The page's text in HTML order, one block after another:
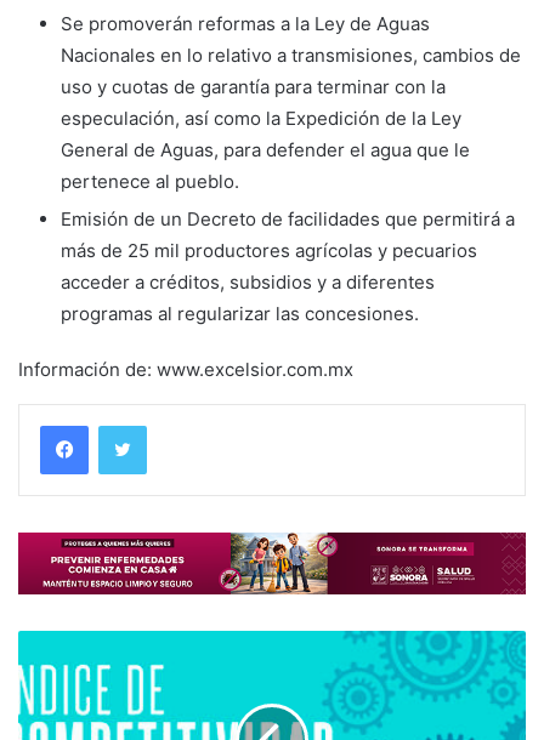
Se promoverán reformas a la Ley de Aguas
Nacionales en lo relativo a transmisiones, cambios de
uso y cuotas de garantía para terminar con la
especulación, así como la Expedición de la Ley
General de Aguas, para defender el agua que le
pertenece al pueblo.
Emisión de un Decreto de facilidades que permitirá a
más de 25 mil productores agrícolas y pecuarios
acceder a créditos, subsidios y a diferentes
programas al regularizar las concesiones.
Información de: www.excelsior.com.mx